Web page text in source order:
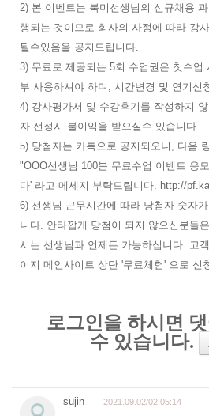
2) 본 이벤트는 북미선생님의 신규채용
행되는 것이므로 회사의 사정에 따라 강
될수있음을 공지드립니다.
3) 무료로 제공되는 5회 수업권은 첫수업
부 사용하셔야 하며, 시간변경 및 연기신
4) 강사평가서 및 수강후기를 작성하지
자 선정시 불이익을 받으실수 있습니다
5) 당첨자는 카톡으로 공지되오니, 다음
"OOO선생님 100분 무료수업 이벤트 응
다' 라고 메세지 부탁드립니다. http://
6) 선생님 근무시간에 따라 당첨자 숫자
니다. 안타깝게 당첨이 되지 않으신분들
시는 선생님과 언제든 가능하십니다. 고
이지 메인사이트 상단 '무료체험' 으로 신